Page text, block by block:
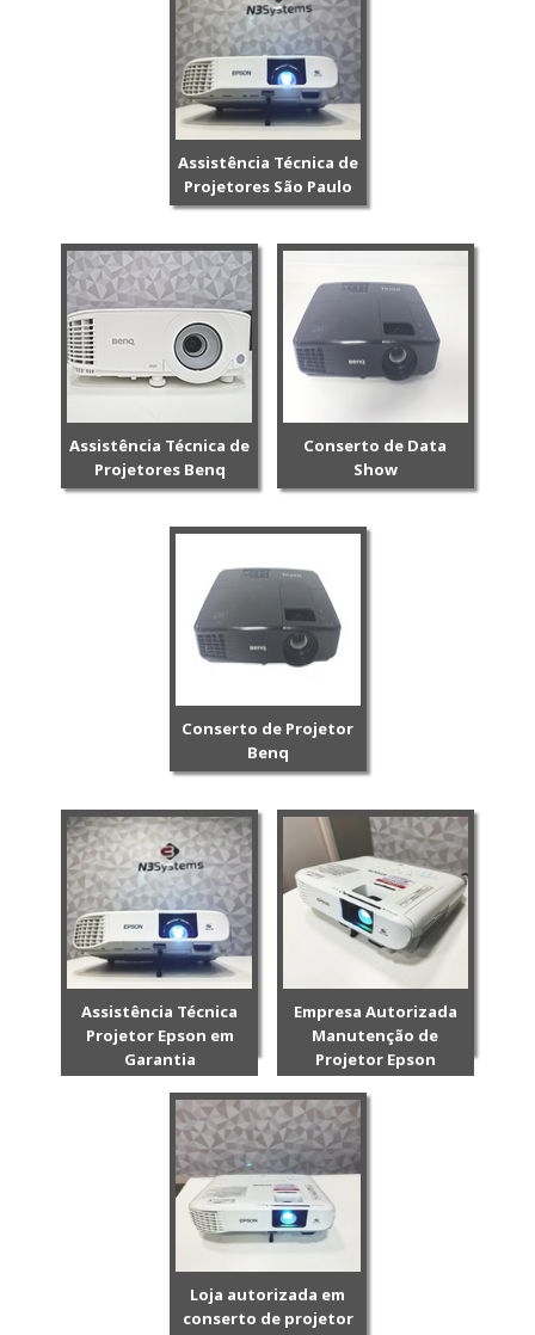
Assistência Técnica de
Projetores São Paulo
Assistência Técnica de
Projetores Benq
Conserto de Data
Show
Conserto de Projetor
Benq
Assistência Técnica
Projetor Epson em
Garantia
Empresa Autorizada
Manutenção de
Projetor Epson
Loja autorizada em
conserto de projetor